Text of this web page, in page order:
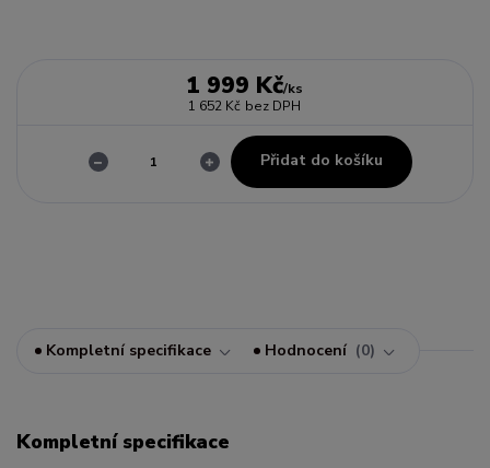
1 999 Kč/ks
1 652 Kč bez DPH
Přidat do košíku
Kompletní specifikace Hodnocení 0
Kompletní specifikace